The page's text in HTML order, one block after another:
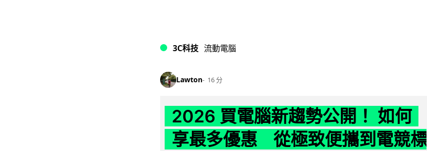
3C科技 流動電腦
Lawton 16 分
2026 買電腦新趨勢公開！ 如何
享最多優惠 從極致便攜到電競標